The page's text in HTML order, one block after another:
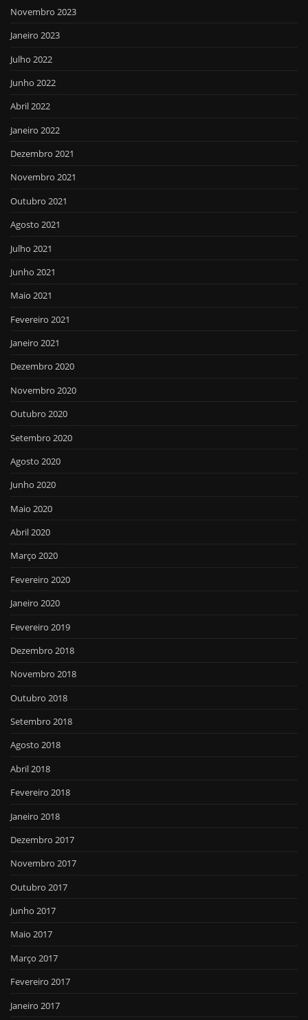
Novembro 2023
Janeiro 2023
Julho 2022
Junho 2022
Abril 2022
Janeiro 2022
Dezembro 2021
Novembro 2021
Outubro 2021
Agosto 2021
Julho 2021
Junho 2021
Maio 2021
Fevereiro 2021
Janeiro 2021
Dezembro 2020
Novembro 2020
Outubro 2020
Setembro 2020
Agosto 2020
Junho 2020
Maio 2020
Abril 2020
Março 2020
Fevereiro 2020
Janeiro 2020
Fevereiro 2019
Dezembro 2018
Novembro 2018
Outubro 2018
Setembro 2018
Agosto 2018
Abril 2018
Fevereiro 2018
Janeiro 2018
Dezembro 2017
Novembro 2017
Outubro 2017
Junho 2017
Maio 2017
Março 2017
Fevereiro 2017
Janeiro 2017